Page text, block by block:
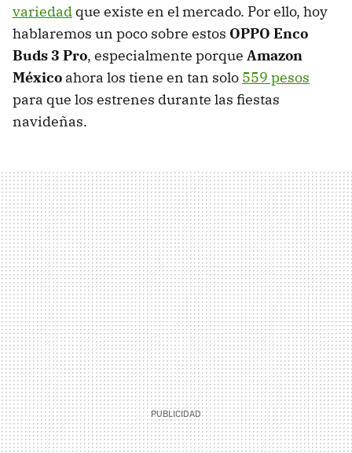
variedad que existe en el mercado. Por ello, hoy
hablaremos un poco sobre estos OPPO Enco
Buds 3 Pro, especialmente porque Amazon
México ahora los tiene en tan solo 559 pesos
para que los estrenes durante las fiestas
navideñas.